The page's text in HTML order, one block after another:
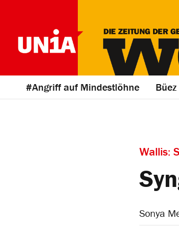
#Angriff auf Mindestlöhne Büez
Wallis:
Sonya